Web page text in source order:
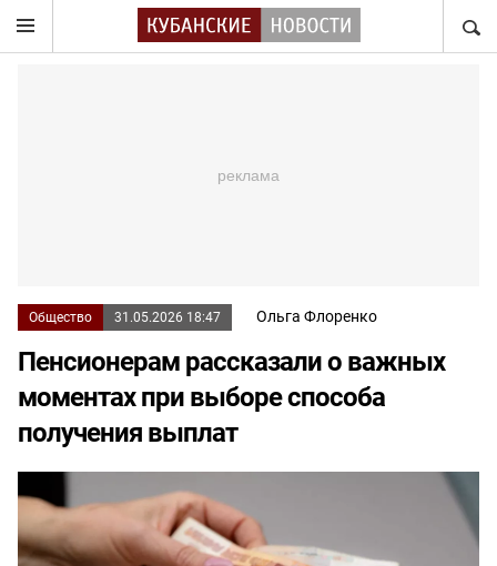
Общество 31.05.2026 18:47 Ольга Флоренко
Пенсионерам рассказали о важных
моментах при выборе способа
получения выплат